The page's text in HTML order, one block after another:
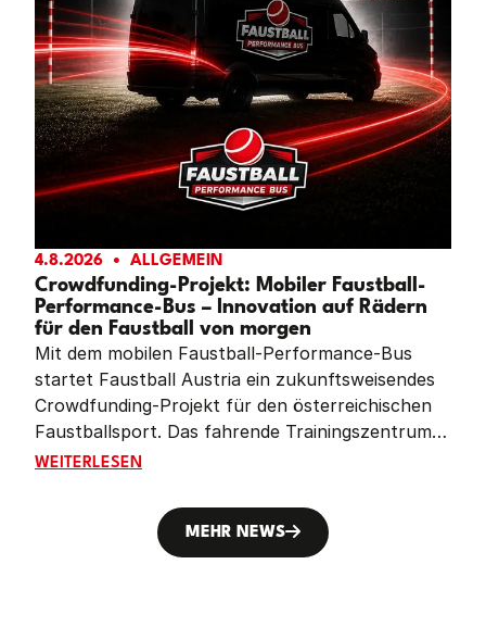
Crowdfunding-Projekt: Mobiler Faustball-
Performance-Bus – Innovation auf Rädern
für den Faustball von morgen
4.8.2026 ALLGEMEIN
Mit dem mobilen Faustball-Performance-Bus
startet Faustball Austria ein zukunftsweisendes
Crowdfunding-Projekt für den österreichischen
Faustballsport. Das fahrende Trainingszentrum
soll Vereine im ganzen Land mit moderner
innovativen Trainingsmöglichkeiten unterstützen.
Gleichzeitig setzt das Projekt ein starkes Zeichen
für Nachwuchsförderung, Vereinsentwicklung
WEITERLESENCROWDFUNDING-PROJEKT: MOBILER FAUSTBALL-
MEHR NEWS